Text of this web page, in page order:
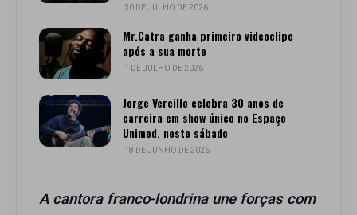
30 DE JULHO DE 2026
Mr.Catra ganha primeiro videoclipe
após a sua morte
1 DE JULHO DE 2026
Jorge Vercillo celebra 30 anos de
carreira em show único no Espaço
Unimed, neste sábado
18 DE JUNHO DE 2026
A cantora franco-londrina une forças com